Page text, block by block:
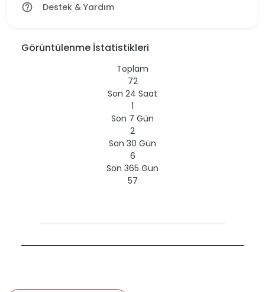
help_outline Destek & Yardım
Görüntülenme İstatistikleri
Toplam
72
Son 24 Saat
1
Son 7 Gün
2
Son 30 Gün
6
Son 365 Gün
57